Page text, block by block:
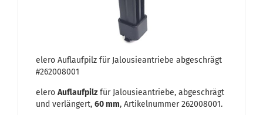
elero Auf­lauf­pilz für Ja­lou­sie­an­trie­be ab­ge­schrägt
#262008001
elero Auf­lauf­pilz für Ja­lou­sie­an­trie­be, ab­ge­schrägt
und ver­län­gert, 60 mm, Ar­ti­kel­num­mer 262008001.